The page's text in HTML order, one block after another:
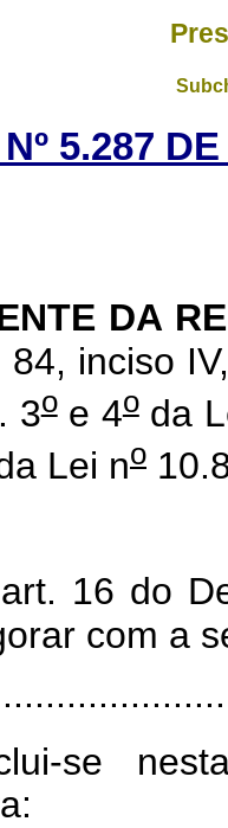
5.287
DA
inciso
3oe 4oda
Lei no
16 do
com a
se